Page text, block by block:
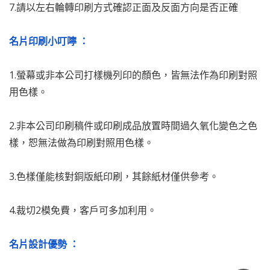
7.請以左右輪轉印刷方式確認正面及反面方向是否正確
名片印刷小叮嚀 ：
1.螢幕或非本公司打樣機列印的顏色，皆無法作為印刷對照
用色樣。
2.非本公司印刷稿件或印刷成品放置時間過久氧化變色之色
樣，恕無法做為印刷對照用色樣。
3.色樣僅能核對銅版紙印刷，其餘紙材僅供參考。
4.裁切2模免費，客戶可多加利用。
名片設計優勢 ：